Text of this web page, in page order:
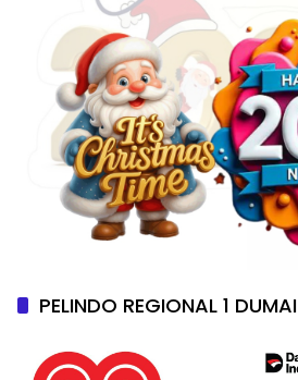
PELINDO REGIONAL 1 DUMAI